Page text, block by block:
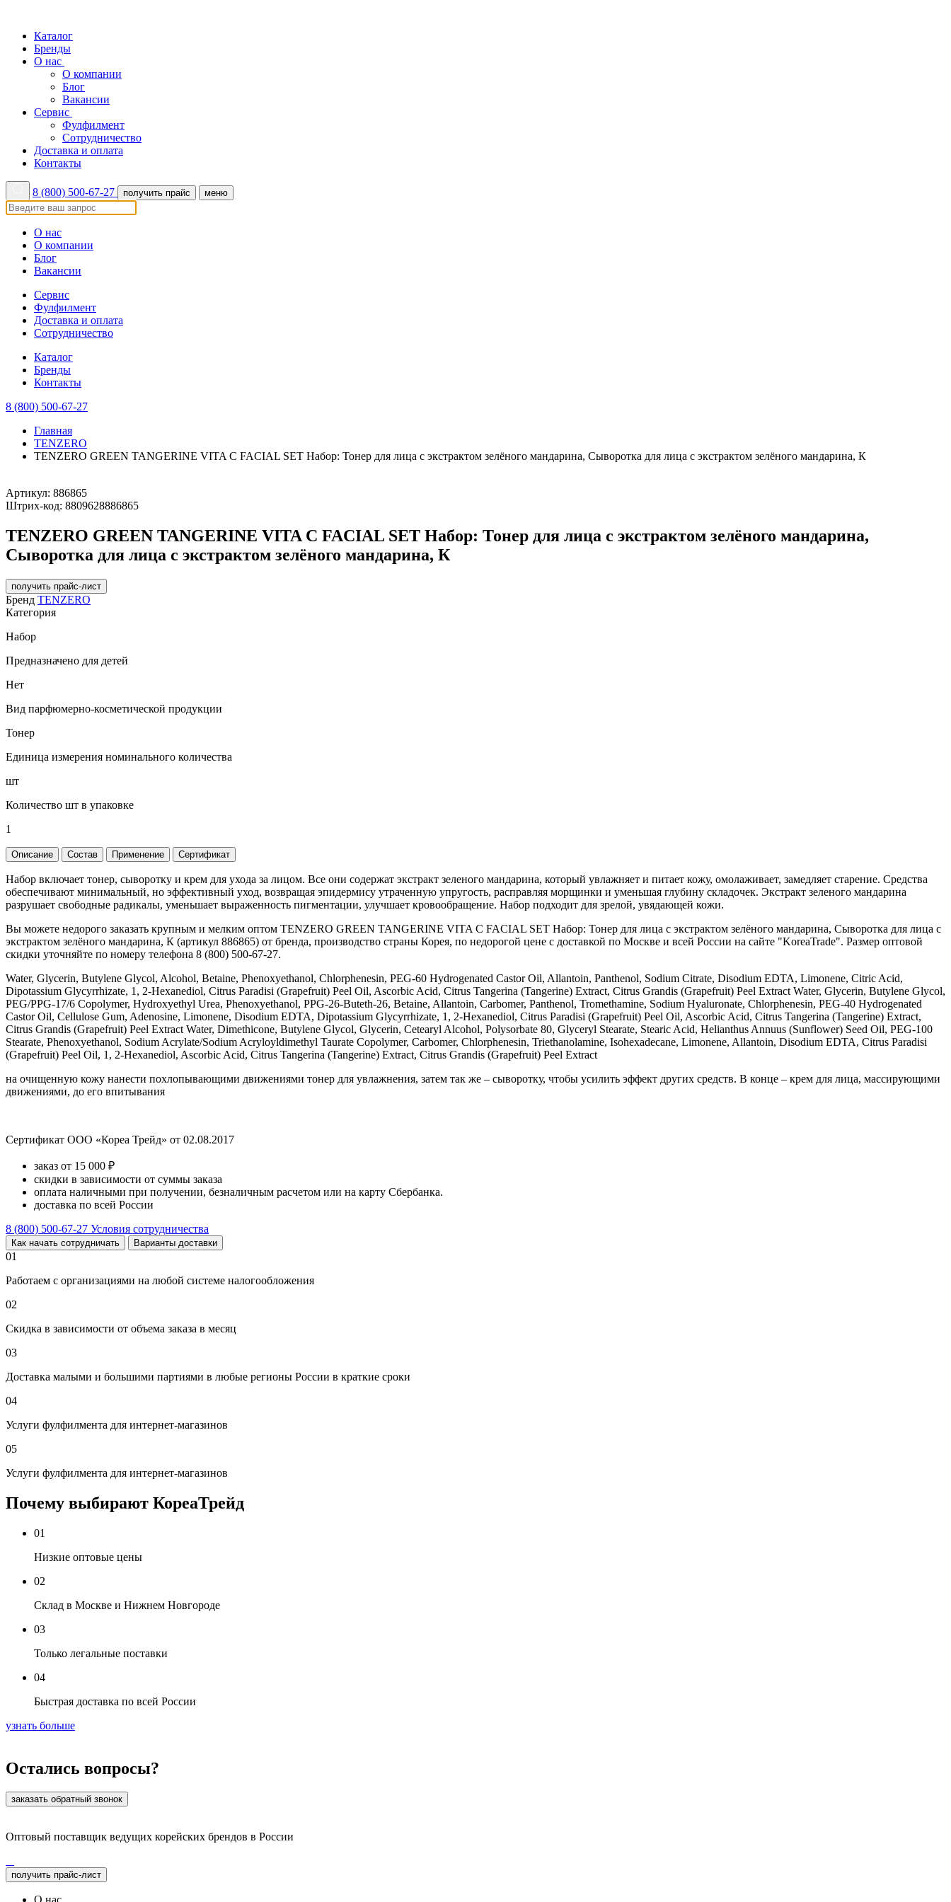
Каталог
Бренды
О нас
О компании
Блог
Вакансии
Сервис
Фулфилмент
Сотрудничество
Доставка и оплата
Контакты
8 (800) 500-67-27 получить прайс меню
О нас
О компании
Блог
Вакансии
Сервис
Фулфилмент
Доставка и оплата
Сотрудничество
Каталог
Бренды
Контакты
8 (800) 500-67-27
Главная
TENZERO
TENZERO GREEN TANGERINE VITA C FACIAL SET Набор: Тонер для лица с экстрактом зелёного мандарина, Сыворотка для лица с экстрактом зелёного мандарина, К
Артикул: 886865
Штрих-код: 8809628886865
TENZERO GREEN TANGERINE VITA C FACIAL SET Набор: Тонер для лица с экстрактом зелёного мандарина,
Сыворотка для лица с экстрактом зелёного мандарина, К
получить прайс-лист
Бренд TENZERO
Категория
Набор
Предназначено для детей
Нет
Вид парфюмерно-косметической продукции
Тонер
Единица измерения номинального количества
шт
Количество шт в упаковке
1
Описание Состав Применение Сертификат
Набор включает тонер, сыворотку и крем для ухода за лицом. Все они содержат экстракт зеленого мандарина, который увлажняет и питает кожу, омолаживает, замедляет старение. Средства
обеспечивают минимальный, но эффективный уход, возвращая эпидермису утраченную упругость, расправляя морщинки и уменьшая глубину складочек. Экстракт зеленого мандарина
разрушает свободные радикалы, уменьшает выраженность пигментации, улучшает кровообращение. Набор подходит для зрелой, увядающей кожи.
Вы можете недорого заказать крупным и мелким оптом TENZERO GREEN TANGERINE VITA C FACIAL SET Набор: Тонер для лица с экстрактом зелёного мандарина, Сыворотка для лица с
экстрактом зелёного мандарина, К (артикул 886865) от бренда, производство страны Корея, по недорогой цене с доставкой по Москве и всей России на сайте "KoreaTrade". Размер оптовой
скидки уточняйте по номеру телефона 8 (800) 500-67-27.
Water, Glycerin, Butylene Glycol, Alcohol, Betaine, Phenoxyethanol, Chlorphenesin, PEG-60 Hydrogenated Castor Oil, Allantoin, Panthenol, Sodium Citrate, Disodium EDTA, Limonene, Citric Acid,
Dipotassium Glycyrrhizate, 1, 2-Hexanediol, Citrus Paradisi (Grapefruit) Peel Oil, Ascorbic Acid, Citrus Tangerina (Tangerine) Extract, Citrus Grandis (Grapefruit) Peel Extract Water, Glycerin, Butylene Glycol,
PEG/PPG-17/6 Copolymer, Hydroxyethyl Urea, Phenoxyethanol, PPG-26-Buteth-26, Betaine, Allantoin, Carbomer, Panthenol, Tromethamine, Sodium Hyaluronate, Chlorphenesin, PEG-40 Hydrogenated
Castor Oil, Cellulose Gum, Adenosine, Limonene, Disodium EDTA, Dipotassium Glycyrrhizate, 1, 2-Hexanediol, Citrus Paradisi (Grapefruit) Peel Oil, Ascorbic Acid, Citrus Tangerina (Tangerine) Extract,
Citrus Grandis (Grapefruit) Peel Extract Water, Dimethicone, Butylene Glycol, Glycerin, Cetearyl Alcohol, Polysorbate 80, Glyceryl Stearate, Stearic Acid, Helianthus Annuus (Sunflower) Seed Oil, PEG-100
Stearate, Phenoxyethanol, Sodium Acrylate/Sodium Acryloyldimethyl Taurate Copolymer, Carbomer, Chlorphenesin, Triethanolamine, Isohexadecane, Limonene, Allantoin, Disodium EDTA, Citrus Paradisi
(Grapefruit) Peel Oil, 1, 2-Hexanediol, Ascorbic Acid, Citrus Tangerina (Tangerine) Extract, Citrus Grandis (Grapefruit) Peel Extract
на очищенную кожу нанести похлопывающими движениями тонер для увлажнения, затем так же – сыворотку, чтобы усилить эффект других средств. В конце – крем для лица, массирующими
движениями, до его впитывания
Сертификат ООО «Кореа Трейд» от 02.08.2017
заказ от 15 000 ₽
скидки в зависимости от суммы заказа
оплата наличными при получении, безналичным расчетом или на карту Сбербанка.
доставка по всей России
8 (800) 500-67-27 Условия сотрудничества
Как начать сотрудничать Варианты доставки
01
Работаем с организациями на любой системе налогообложения
02
Скидка в зависимости от объема заказа в месяц
03
Доставка малыми и большими партиями в любые регионы России в краткие сроки
04
Услуги фулфилмента для интернет-магазинов
05
Услуги фулфилмента для интернет-магазинов
Почему выбирают КореаТрейд
01
Низкие оптовые цены
02
Склад в Москве и Нижнем Новгороде
03
Только легальные поставки
04
Быстрая доставка по всей России
узнать больше
Остались вопросы?
заказать обратный звонок
Оптовый поставщик ведущих корейских брендов в России
получить прайс-лист